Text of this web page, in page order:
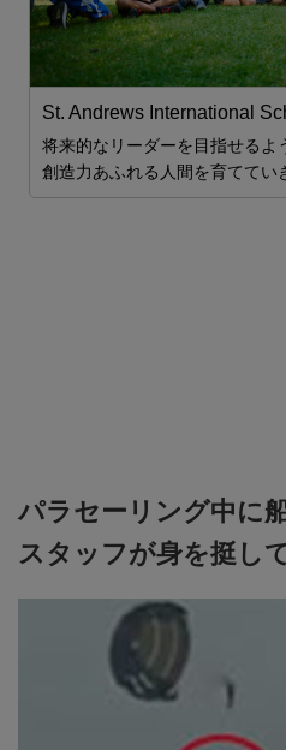
St. Andrews International
将来的なリーダーを目指せるよ
創造力あふれる人間を育ててい
パラセーリング中に
スタッフが身を挺し